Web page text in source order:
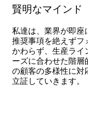
賢明なマインド
私達は、業界が即座
推奨事項を絶えずフ
かわらず、生産ライ
ーズに合わせた階層
の顧客の多様性に対
立証していきます。